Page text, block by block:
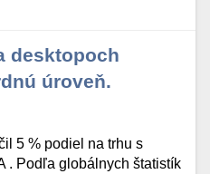
desktopoch
úroveň.
5 % podiel na trhu s
. Podľa globálnych štatistík